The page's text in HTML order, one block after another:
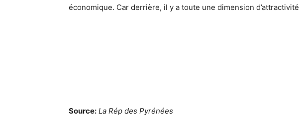
économique. Car derrière, il y a toute une dimension
Source: La Rép des Pyrénées